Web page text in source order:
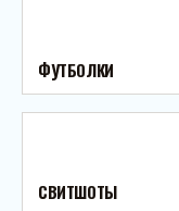
ФУТБОЛКИ
СВИТШОТЫ